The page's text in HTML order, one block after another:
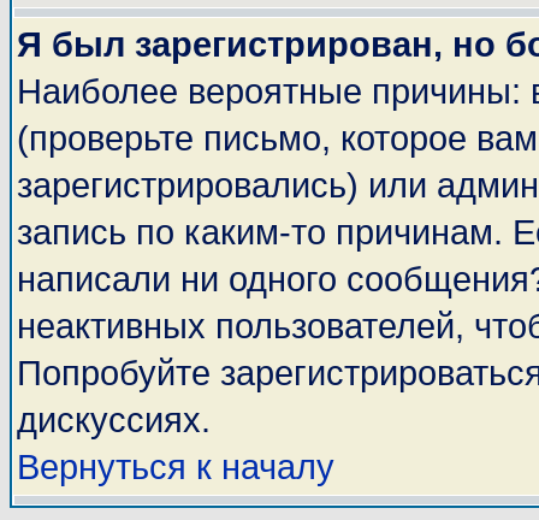
Я был зарегистрирован, но
Наиболее вероятные причины:
(проверьте письмо, которое
зарегистрировались) или
запись по каким-то причинам.
написали ни одного
неактивных пользователей,
Попробуйте
дискуссиях.
Вернуться к началу